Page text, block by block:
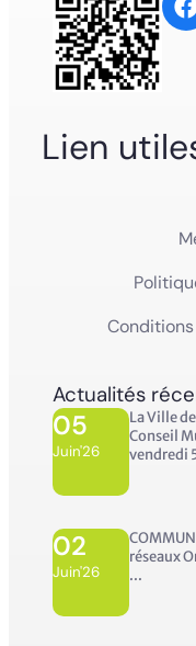
Lien
Actualités
05
Juin'26
La Ville
Conseil
vendredi
02
Juin'26
réseaux
...